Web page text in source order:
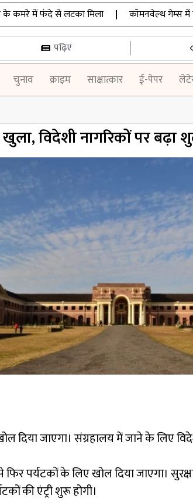
में फंदे से लटका मिला | कॉमनवेल्थ गेम्स में
पढ़िए
चुनाव क्राइम साक्षात्कार ई-पेपर
विदेशी नागरिकों पर बढ़ा
जाएगा। संग्रहालय में जाने के लिए
पर्यटकों के लिए खोल दिया जाएगा।
की एंट्री शुरू होगी।